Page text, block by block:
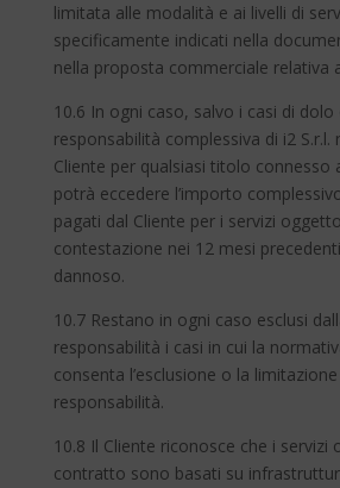
limitata alle modalità e ai livelli di
specificamente indicati nella
nella proposta commerciale relativa
10.6 In ogni caso, salvo i casi di
responsabilità complessiva di i2
Cliente per qualsiasi titolo connesso
potrà eccedere l’importo
pagati dal Cliente per i servizi
contestazione nei 12 mesi
dannoso.
10.7 Restano in ogni caso esclusi
responsabilità i casi in cui la
consenta l’esclusione o la
responsabilità.
10.8 Il Cliente riconosce che i servizi
contratto sono basati su